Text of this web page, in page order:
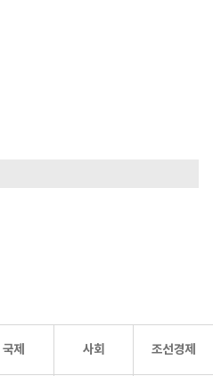
국제 사회 조선경제